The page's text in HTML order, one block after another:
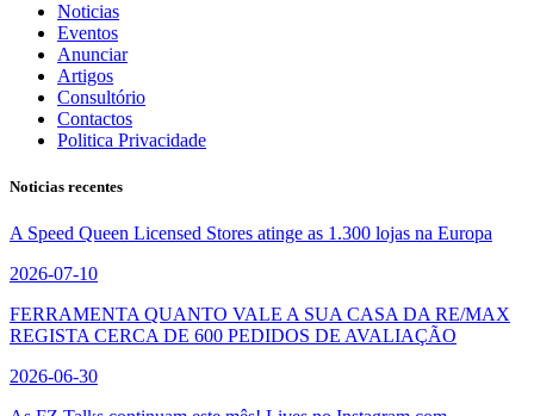
Noticias
Eventos
Anunciar
Artigos
Consultório
Contactos
Politica Privacidade
Noticias recentes
A Speed Queen Licensed Stores atinge as 1.300 lojas na Europa
2026-07-10
FERRAMENTA QUANTO VALE A SUA CASA DA RE/MAX
REGISTA CERCA DE 600 PEDIDOS DE AVALIAÇÃO
2026-06-30